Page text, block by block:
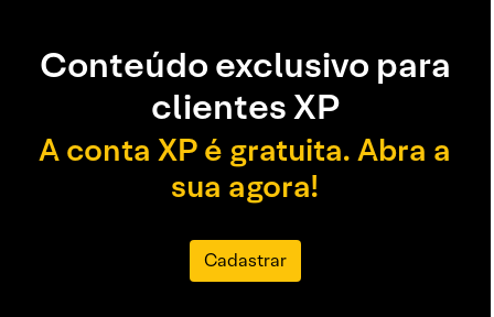
Conteúdo exclusivo para
clientes XP
A conta XP é gratuita. Abra a
sua agora!
Cadastrar